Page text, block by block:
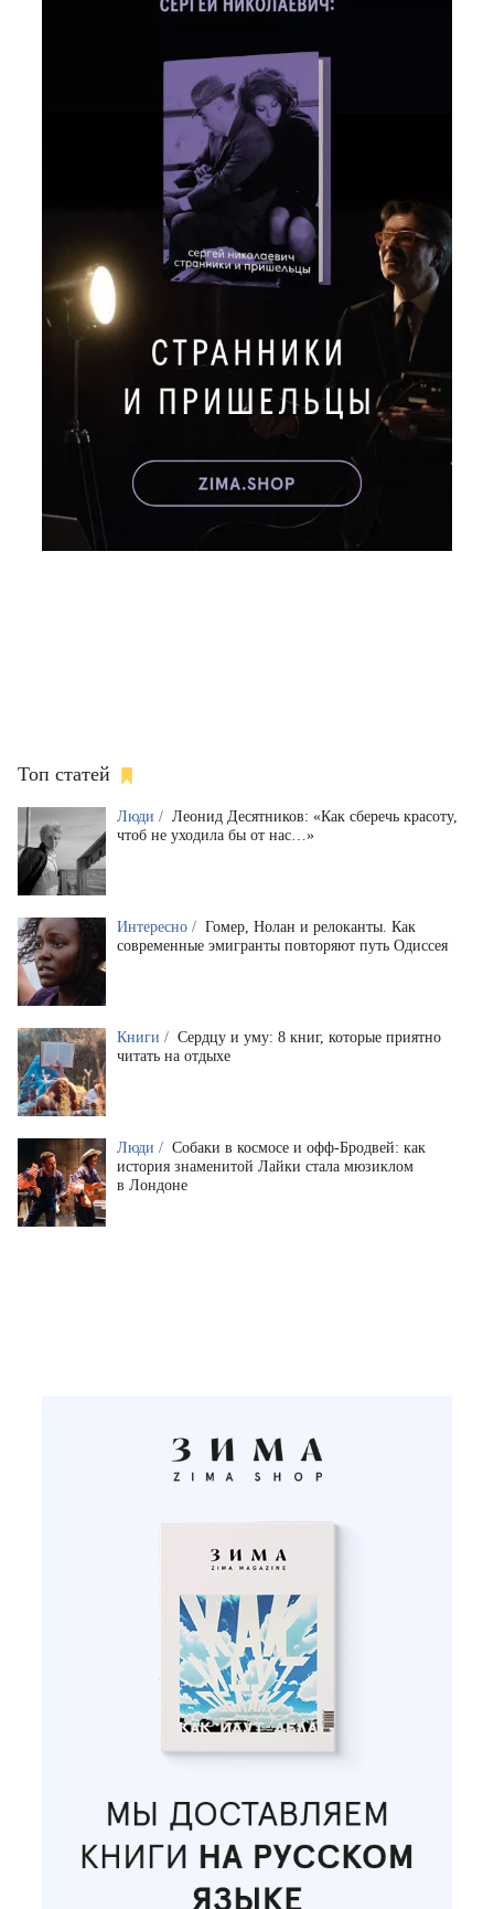
Топ статей
Люди / Леонид Десятников: «Как сберечь красоту,
чтоб не уходила бы от нас…»
Интересно / Гомер, Нолан и релоканты. Как
современные эмигранты повторяют путь Одиссея
Книги / Сердцу и уму: 8 книг, которые приятно
читать на отдыхе
Люди / Собаки в космосе и офф-Бродвей: как
история знаменитой Лайки стала мюзиклом
в Лондоне